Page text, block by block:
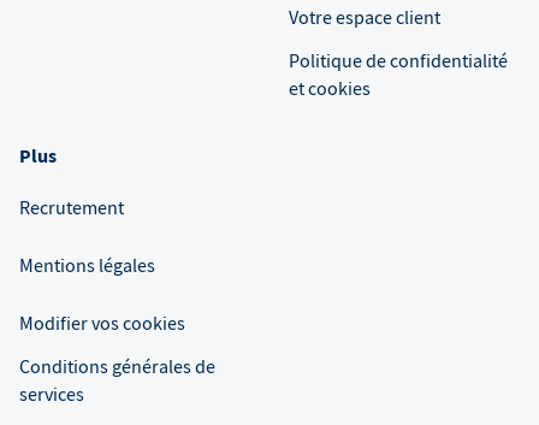
Votre espace client
Politique de confidentialité
et cookies
Plus
Recrutement
Mentions légales
Modifier vos cookies
Conditions générales de
services